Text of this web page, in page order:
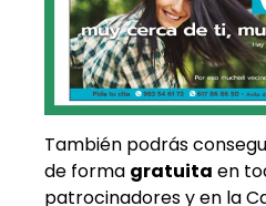
También podrás
de forma gratuita en
patrocinadores y en la